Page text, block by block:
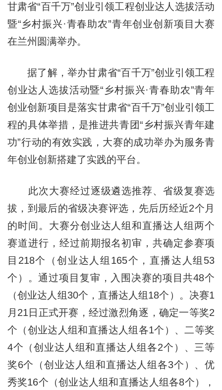
甘肃省“百千万”创业引领工程创业达人选拔活动
暨“乡村振兴·青春助农”青年创业创新项目大赛
在兰州圆满举办。
据了解，举办甘肃省“百千万”创业引领工程
创业达人选拔活动暨“乡村振兴·青春助农”青年
创业创新项目是落实甘肃省“百千万”创业引领工
程的具体举措，是推进共青团“乡村振兴青年建
功”行动的有效实践，大赛的成功举办为服务青
年创业创新搭建了实践的平台。
此次大赛经过逐级遴选推荐、省级复赛选
拔，到最后的省级决赛评选，先后历经近2个月
的时间。大赛分创业达人组和直播达人组两个
赛道进行，经过前期报名初审，共确定参赛项
目218个（创业达人组165个，直播达人组53
个）。通过项目复审，入围决赛的项目共48个
（创业达人组30个，直播达人组18个）。决赛1
月21日正式开赛，经过激烈角逐，确定一等奖2
个（创业达人组和直播达人组各1个）、二等奖
4个（创业达人组和直播达人组各2个）、三等
奖6个（创业达人组和直播达人组各3个）、优
秀奖16个（创业达人组和直播达人组各8个），